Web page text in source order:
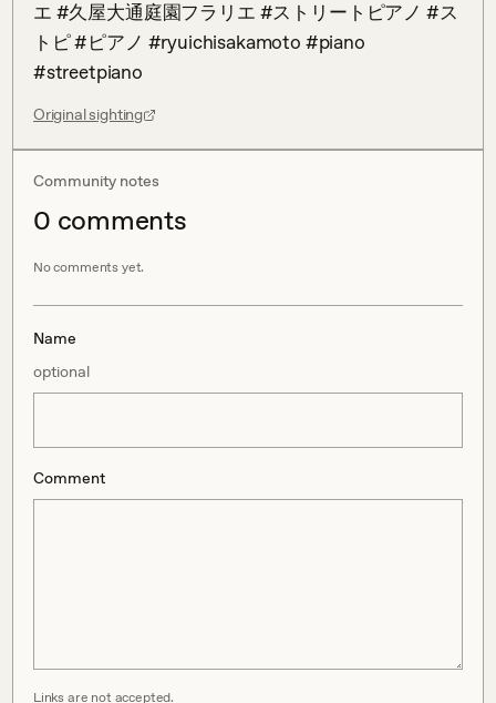
エ #久屋大通庭園フラリエ #ストリートピアノ #ス
トピ #ピアノ #ryuichisakamoto #piano
#streetpiano
Original sighting
Community notes
0 comments
No comments yet.
Name
optional
Comment
Links are not accepted.